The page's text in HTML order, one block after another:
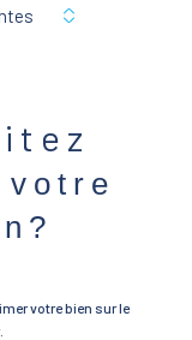
votre bien sur le